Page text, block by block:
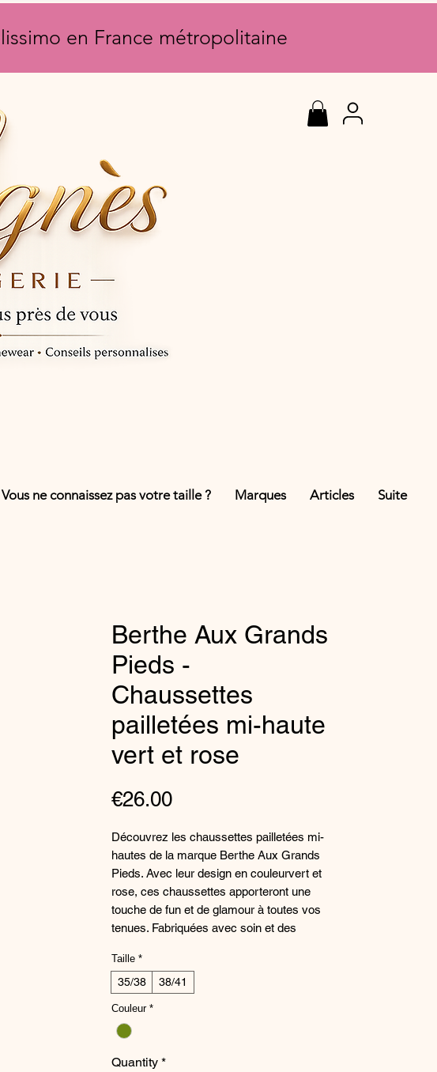
en France métropolitaine
Vous ne connaissez pas votre taille ? Marques Articles Suite
Berthe Aux Grands
Pieds -
Chaussettes
pailletées mi-haute
vert et rose
€26.00Price
Découvrez les chaussettes pailletées mi-
hautes de la marque Berthe Aux Grands
Pieds. Avec leur design en couleurvert et
rose, ces chaussettes apporteront une
touche de fun et de glamour à toutes vos
tenues. Fabriquées avec soin et des
confort inégalé tout au long de la journée.
Parfaites pour ajouter une touche d'éclat à
adeptes de la mode. Offrez-vous l'alliance
parfaite entre style et confort avec ces
Taille *
35/38 38/41
Couleur *
Quantity *